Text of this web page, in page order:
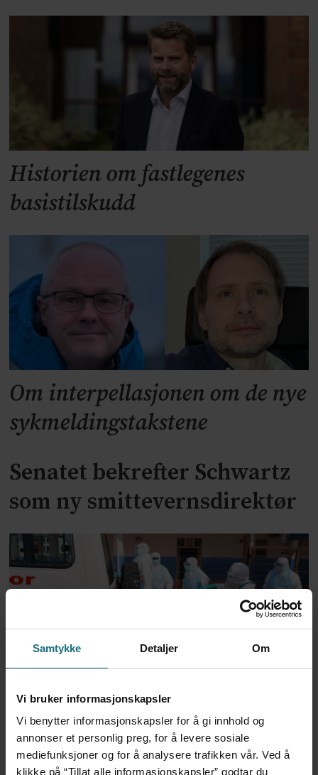
Samtykke Detaljer Om
Vi bruker informasjonskapsler
Vi benytter informasjonskapsler for å gi innhold og
annonser et personlig preg, for å levere sosiale
mediefunksjoner og for å analysere trafikken vår. Ved å
klikke på “Tillat alle informasjonskapsler” godtar du
Historien om fastlegenes
basistilskudd
Om interpellasjonen om de nye
sykmeldingstakstene
Senatet bekrefter Schwartz
som ny smittevernsdirektør
Trump-administrasjonen
bevilger over 2 milliarder til
kampen mot ebola